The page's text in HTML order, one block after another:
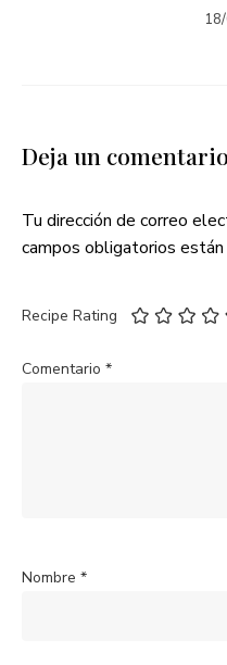
Deja un comentario
Tu dirección de correo
campos obligatorios están
Recipe Rating
Comentario *
Nombre *